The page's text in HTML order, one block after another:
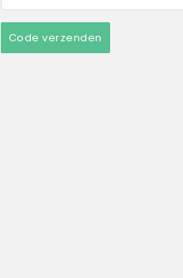
Code verzenden